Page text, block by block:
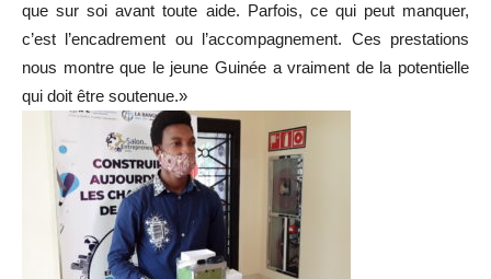
que sur soi avant toute aide. Parfois, ce qui peut manquer,
c’est l’encadrement ou l’accompagnement. Ces prestations
nous montre que le jeune Guinée a vraiment de la potentielle
qui doit être soutenue.»